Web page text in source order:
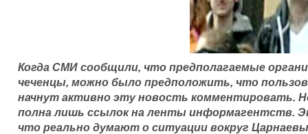
Когда СМИ сообщили, что предполагаемые
чеченцы, можно было предположить, что
начнут активно эту новость комментировать.
полна лишь ссылок на ленты информагентств.
что реально думают о ситуации вокруг